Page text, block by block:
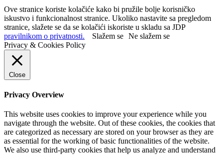
Ove stranice koriste kolačiće kako bi pružile bolje korisničko
iskustvo i funkcionalnost stranice. Ukoliko nastavite sa pregledom
stranice, slažete se da se kolačići iskoriste u skladu sa JDP
pravilnikom o privatnosti.
Slažem se Ne slažem se
Privacy & Cookies Policy
Close
Privacy Overview
This website uses cookies to improve your experience while you
navigate through the website. Out of these cookies, the cookies that
are categorized as necessary are stored on your browser as they are
as essential for the working of basic functionalities of the website.
We also use third-party cookies that help us analyze and understand